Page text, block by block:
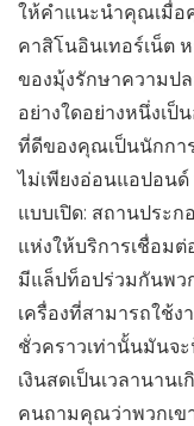
ให้คำแนะนำคุณเมื่อ
คาสิโนอินเทอร์เน็ต
ของมุ้งรักษาความป
อย่างใดอย่างหนึ่งเป็
ที่ดีของคุณเป็นนักกา
ไม่เพียงอ่อนแอปอน
แบบเปิด: สถานประ
แห่งให้บริการเชื่อม
มีแล็ปท็อปร่วมกันพว
เครื่องที่สามารถใช้ง
ชั่วคราวเท่านั้นมันจ
เงินสดเป็นเวลานา
คนถามคุณว่าพวกเข